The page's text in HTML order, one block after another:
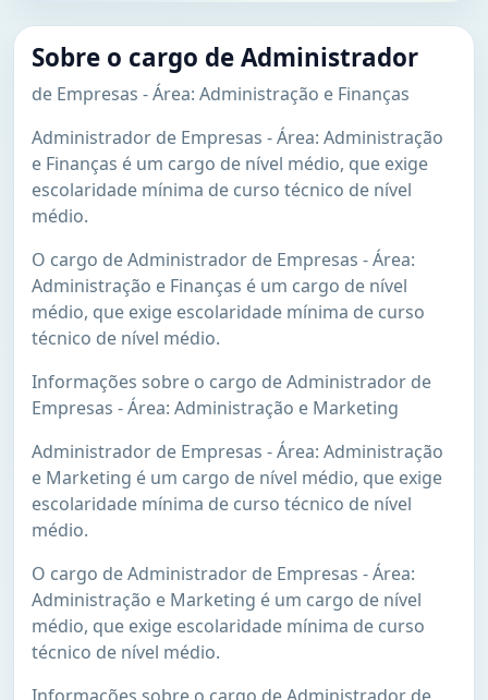
Sobre o cargo de Administrador
de Empresas - Área: Administração e Finanças
Administrador de Empresas - Área: Administração
e Finanças é um cargo de nível médio, que exige
escolaridade mínima de curso técnico de nível
médio.
O cargo de Administrador de Empresas - Área:
Administração e Finanças é um cargo de nível
médio, que exige escolaridade mínima de curso
técnico de nível médio.
Informações sobre o cargo de Administrador de
Empresas - Área: Administração e Marketing
Administrador de Empresas - Área: Administração
e Marketing é um cargo de nível médio, que exige
escolaridade mínima de curso técnico de nível
médio.
O cargo de Administrador de Empresas - Área:
Administração e Marketing é um cargo de nível
médio, que exige escolaridade mínima de curso
técnico de nível médio.